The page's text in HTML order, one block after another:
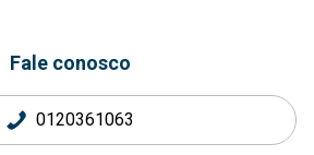
Fale conosco
0120361063